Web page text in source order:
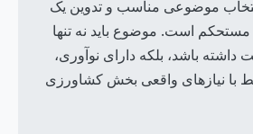
موضوعی مناسب و تدوین یک
است. موضوع باید نه تنها
داشته باشد، بلکه دارای نوآوری،
با نیازهای واقعی بخش کشاورزی